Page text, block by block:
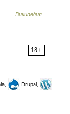
… Википедия
18+
Drupal,